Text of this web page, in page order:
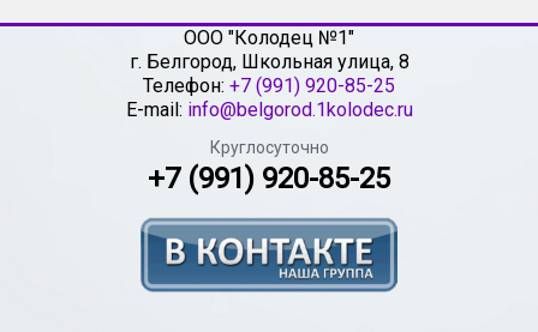
ООО "Колодец №1"
г. Белгород, Школьная улица, 8
Телефон: +7 (991) 920-85-25
E-mail: info@belgorod.1kolodec.ru
Круглосуточно
+7 (991) 920-85-25